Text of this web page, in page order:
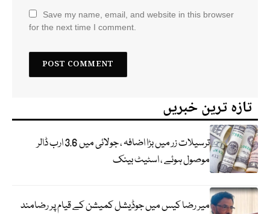
Save my name, email, and website in this browser
for the next time I comment.
تازہ ترین خبریں
ترسیلات زر میں بڑا اضافہ ، جولائی میں 3.6 ارب ڈالر
موصول ہوئے ، اسٹیٹ بینک
میر رضا کیس میں جوڈیشل کمیشن کے قیام پر رضامند